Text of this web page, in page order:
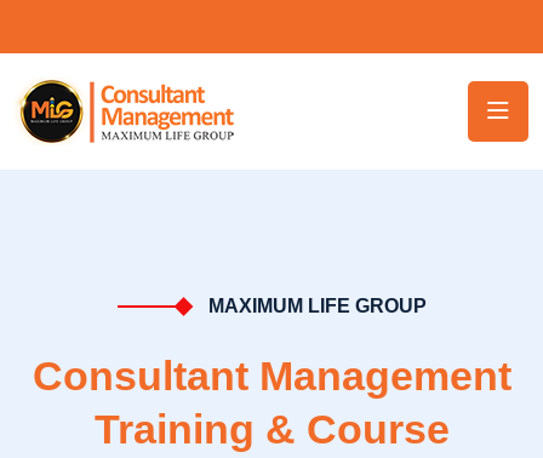
MAXIMUM LIFE GROUP
Consultant Management
Training & Course